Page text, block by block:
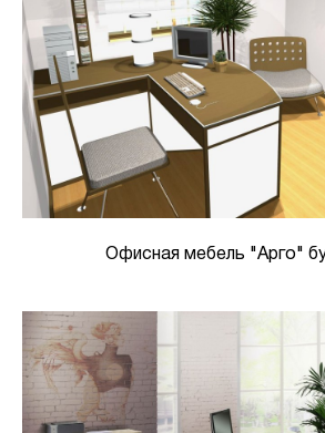
Офисная мебель "Арго"